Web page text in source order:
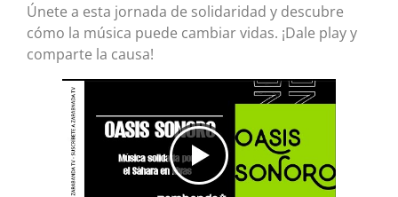
Únete a esta jornada de solidaridad y descubre
cómo la música puede cambiar vidas. ¡Dale play y
comparte la causa!